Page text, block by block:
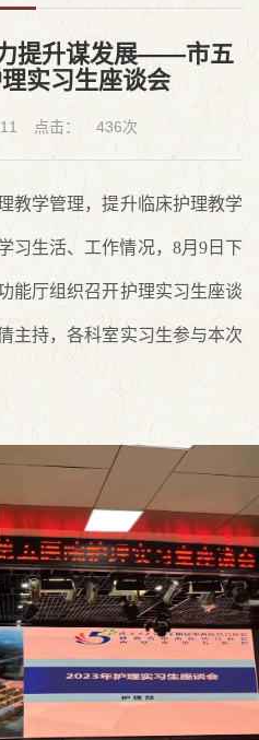
提升谋发展——市五
实习生座谈会
点击： 436次
教学管理，提升临床护理教学
习生活、工作情况， 8月 9日下
能厅组织召开护理实习生座谈
主持，各科室实习生参与本次